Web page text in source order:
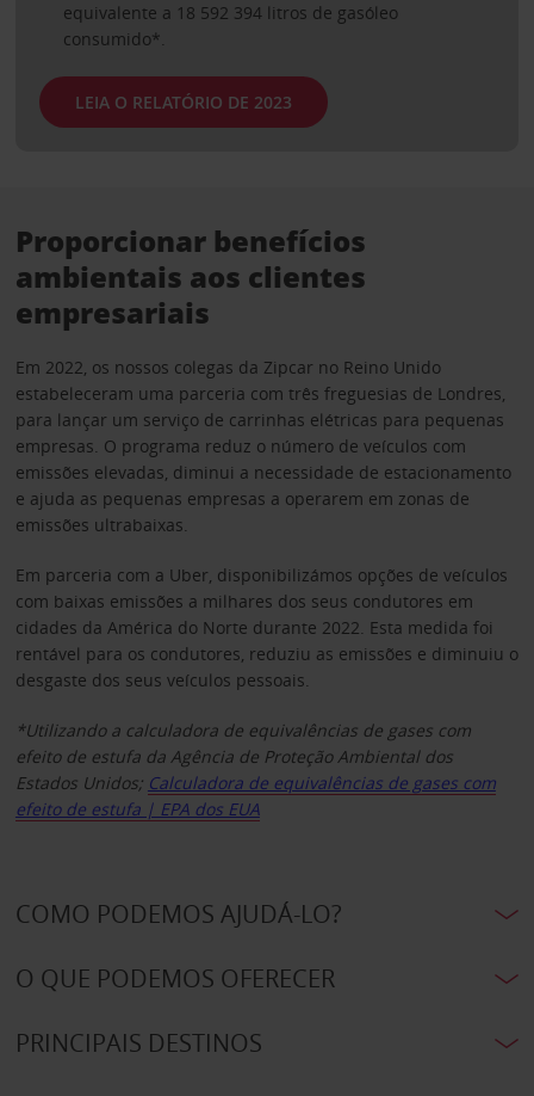
equivalente a 18 592 394 litros de gasóleo
consumido*.
LEIA O RELATÓRIO DE 2023
Proporcionar benefícios
ambientais aos clientes
empresariais
Em 2022, os nossos colegas da Zipcar no Reino Unido
estabeleceram uma parceria com três freguesias de Londres,
para lançar um serviço de carrinhas elétricas para pequenas
empresas. O programa reduz o número de veículos com
emissões elevadas, diminui a necessidade de estacionamento
e ajuda as pequenas empresas a operarem em zonas de
emissões ultrabaixas.
Em parceria com a Uber, disponibilizámos opções de veículos
com baixas emissões a milhares dos seus condutores em
cidades da América do Norte durante 2022. Esta medida foi
rentável para os condutores, reduziu as emissões e diminuiu o
desgaste dos seus veículos pessoais.
*Utilizando a calculadora de equivalências de gases com
efeito de estufa da Agência de Proteção Ambiental dos
Estados Unidos; Calculadora de equivalências de gases com
efeito de estufa | EPA dos EUA
COMO PODEMOS AJUDÁ-LO?
O QUE PODEMOS OFERECER
PRINCIPAIS DESTINOS